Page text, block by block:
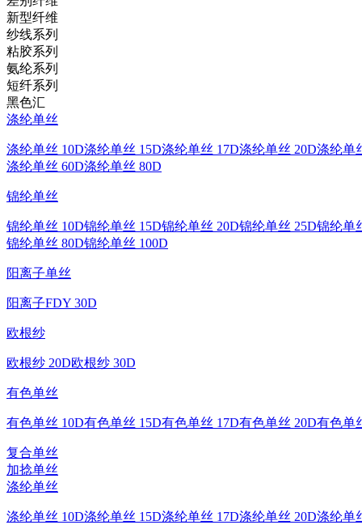
新型纤维
纱线系列
粘胶系列
氨纶系列
短纤系列
黑色汇
涤纶单丝
涤纶单丝 10D涤纶单丝 15D涤纶单丝 17D涤纶单丝 20D涤纶单
涤纶单丝 60D涤纶单丝 80D
锦纶单丝
锦纶单丝 10D锦纶单丝 15D锦纶单丝 20D锦纶单丝 25D锦纶单
锦纶单丝 80D锦纶单丝 100D
阳离子单丝
阳离子FDY 30D
欧根纱
欧根纱 20D欧根纱 30D
有色单丝
有色单丝 10D有色单丝 15D有色单丝 17D有色单丝 20D有色单
复合单丝
加捻单丝
涤纶单丝
涤纶单丝 10D涤纶单丝 15D涤纶单丝 17D涤纶单丝 20D涤纶单